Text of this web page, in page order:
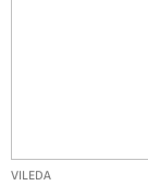
VILEDA